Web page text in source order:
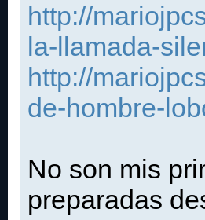
http://
la-llamada-
http://
de-hombre-
No son mis
preparadas